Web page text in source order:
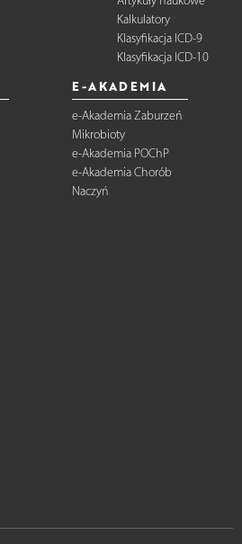
Kalkulatory
Klasyfikacja ICD-9
Klasyfikacja ICD-10
E-AKADEMIA
e-Akademia Zaburzeń
Mikrobioty
e-Akademia POChP
e-Akademia Chorób
Naczyń